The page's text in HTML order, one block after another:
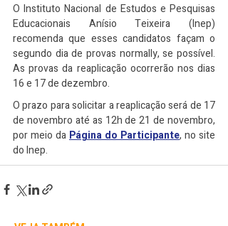
O Instituto Nacional de Estudos e Pesquisas
Educacionais Anísio Teixeira (Inep)
recomenda que esses candidatos façam o
segundo dia de provas normally, se possível.
As provas da reaplicação ocorrerão nos dias
16 e 17 de dezembro.
O prazo para solicitar a reaplicação será de 17
de novembro até as 12h de 21 de novembro,
por meio da Página do Participante, no site
do Inep.